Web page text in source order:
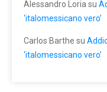
Alessandro Loria su
‘italomessicano vero’
Carlos Barthe su
‘italomessicano vero’